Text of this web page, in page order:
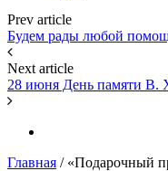
Prev article
Будем рады любой
Next article
28 июня День памяти В.
Главная / «Подарочный